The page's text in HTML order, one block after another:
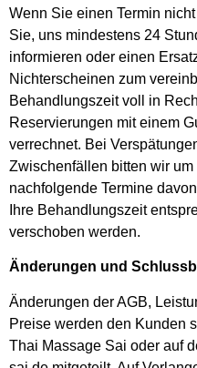
Wenn Sie einen Termin
Sie, uns mindestens 24
informieren oder einen
Nichterscheinen zum
Behandlungszeit voll in
Reservierungen mit einem
verrechnet. Bei
Zwischenfällen bitten wir
nachfolgende Termine
Ihre Behandlungszeit
verschoben werden.
Änderungen und
Änderungen der AGB,
Preise werden den Kunden
Thai Massage Sai oder auf